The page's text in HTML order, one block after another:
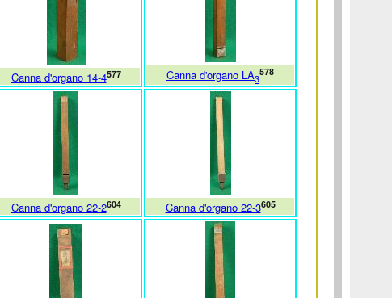
Canna d'organo 14-4577 Canna d'organo LA3
578
Canna d'organo 22-2604 Canna d'organo 22-3605